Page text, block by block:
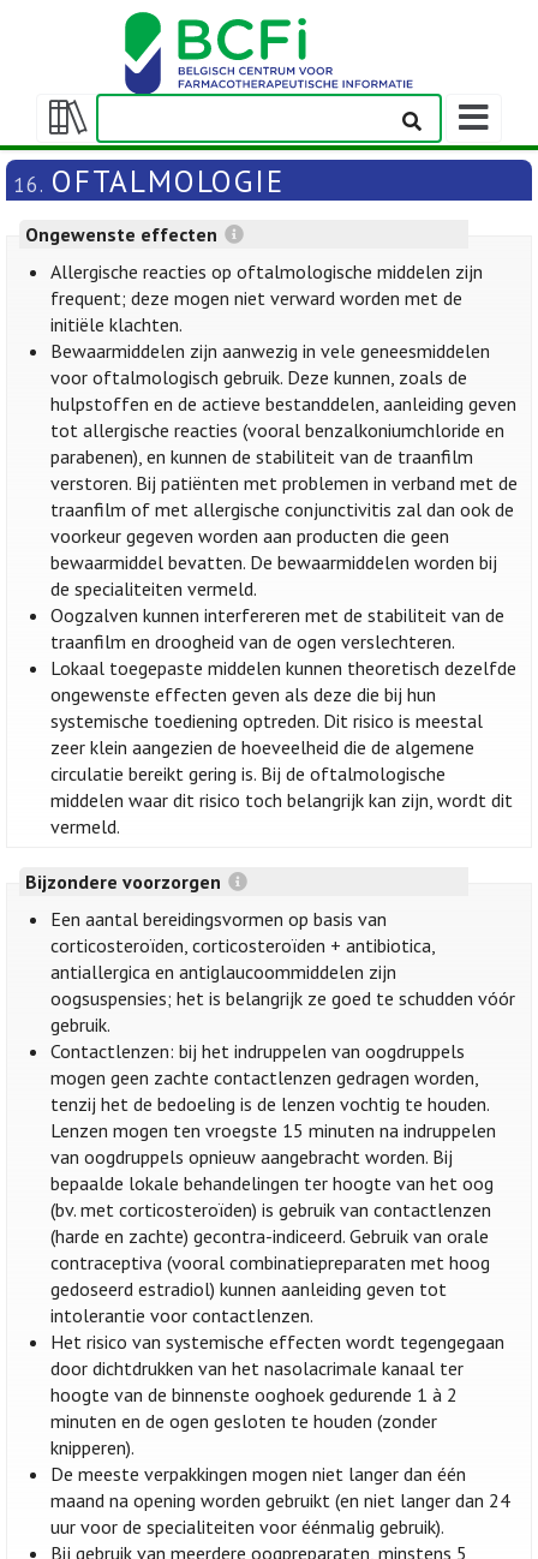
Weergeven/verbergen
inhoudstafel
16. OFTALMOLOGIE
Ongewenste effecten
Allergische reacties op oftalmologische middelen zijn
frequent; deze mogen niet verward worden met de
initiële klachten.
Bewaarmiddelen zijn aanwezig in vele geneesmiddelen
voor oftalmologisch gebruik. Deze kunnen, zoals de
hulpstoffen en de actieve bestanddelen, aanleiding geven
tot allergische reacties (vooral benzalkoniumchloride en
parabenen), en kunnen de stabiliteit van de traanfilm
verstoren. Bij patiënten met problemen in verband met de
traanfilm of met allergische conjunctivitis zal dan ook de
voorkeur gegeven worden aan producten die geen
bewaarmiddel bevatten. De bewaarmiddelen worden bij
de specialiteiten vermeld.
Oogzalven kunnen interfereren met de stabiliteit van de
traanfilm en droogheid van de ogen verslechteren.
Lokaal toegepaste middelen kunnen theoretisch dezelfde
ongewenste effecten geven als deze die bij hun
systemische toediening optreden. Dit risico is meestal
zeer klein aangezien de hoeveelheid die de algemene
circulatie bereikt gering is. Bij de oftalmologische
middelen waar dit risico toch belangrijk kan zijn, wordt dit
vermeld.
Bijzondere voorzorgen
Een aantal bereidingsvormen op basis van
corticosteroïden, corticosteroïden + antibiotica,
antiallergica en antiglaucoommiddelen zijn
oogsuspensies; het is belangrijk ze goed te schudden vóór
gebruik.
Contactlenzen: bij het indruppelen van oogdruppels
mogen geen zachte contactlenzen gedragen worden,
tenzij het de bedoeling is de lenzen vochtig te houden.
Lenzen mogen ten vroegste 15 minuten na indruppelen
van oogdruppels opnieuw aangebracht worden. Bij
bepaalde lokale behandelingen ter hoogte van het oog
(bv. met corticosteroïden) is gebruik van contactlenzen
(harde en zachte) gecontra-indiceerd. Gebruik van orale
contraceptiva (vooral combinatiepreparaten met hoog
gedoseerd estradiol) kunnen aanleiding geven tot
intolerantie voor contactlenzen.
Het risico van systemische effecten wordt tegengegaan
door dichtdrukken van het nasolacrimale kanaal ter
hoogte van de binnenste ooghoek gedurende 1 à 2
minuten en de ogen gesloten te houden (zonder
knipperen).
De meeste verpakkingen mogen niet langer dan één
maand na opening worden gebruikt (en niet langer dan 24
uur voor de specialiteiten voor éénmalig gebruik).
Bij gebruik van meerdere oogpreparaten, minstens 5